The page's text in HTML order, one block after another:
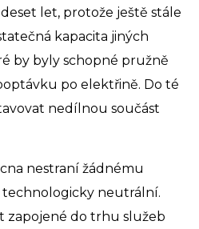
let, protože ještě stále
kapacita jiných
by byly schopné pružně
po elektřině. Do té
nedílnou součást
nestraní žádnému
technologicky neutrální.
zapojené do trhu služeb